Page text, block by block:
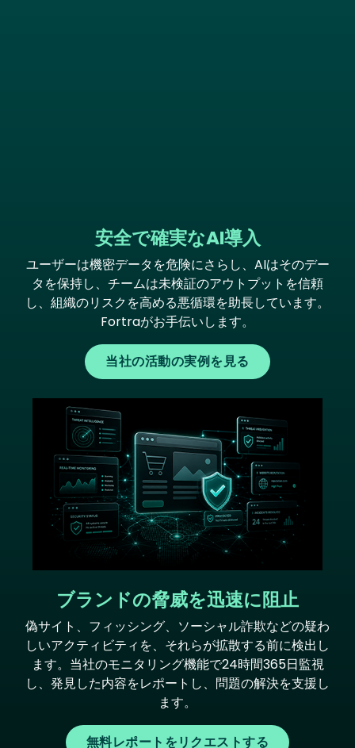
安全で確実なAI導入
ユーザーは機密データを危険にさらし、AIはそのデー
タを保持し、チームは未検証のアウトプットを信頼
し、組織のリスクを高める悪循環を助長しています。
Fortraがお手伝いします。
当社の活動の実例を見る
ブランドの脅威を迅速に阻止
偽サイト、フィッシング、ソーシャル詐欺などの疑わ
しいアクティビティを、それらが拡散する前に検出し
ます。当社のモニタリング機能で24時間365日監視
し、発見した内容をレポートし、問題の解決を支援し
ます。
無料レポートをリクエストする